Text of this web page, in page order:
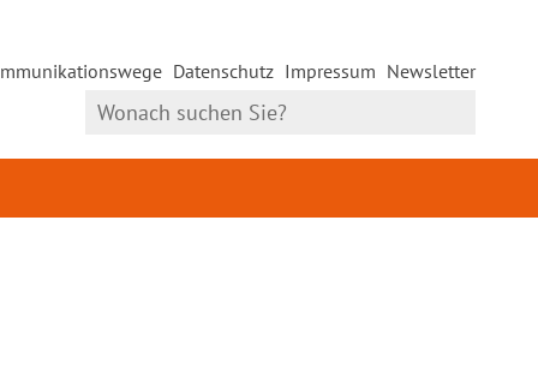
Datenschutz Impressum Newsletter